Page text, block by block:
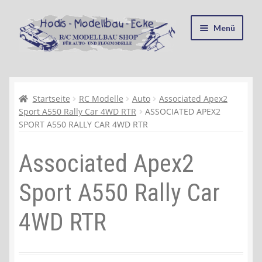
Zur
Navigation
springen
Zum
Inhalt
springen
Menü
Kasse
Mein Konto
Recycling, Entsorgung und Umwelt
Shop
Warenkorb
Ablauf einer Bestellung
Startseite RC Modelle Auto
Associated Apex2
Sport A550 Rally Car 4WD RTR
ASSOCIATED APEX2
SPORT A550 RALLY CAR 4WD RTR
Associated Apex2
Sport A550 Rally Car
4WD RTR